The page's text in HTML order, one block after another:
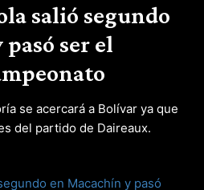
salió segundo
ser el
se acercará a Bolívar ya que
del partido de Daireaux.